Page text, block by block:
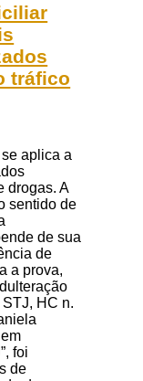
tráfico
aplica a
drogas. A
sentido de
de sua
de
a prova,
HC n.
foi
de